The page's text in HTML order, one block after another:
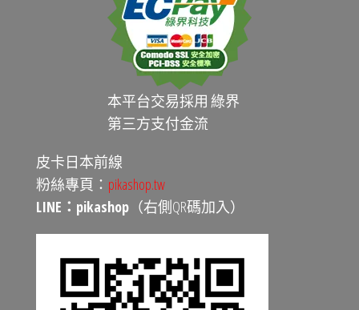
本平台交易採用 綠界
第三方支付金流
皮卡日本前線
粉絲專頁： pikashop.tw
LINE：pikashop （右側QR碼加入）